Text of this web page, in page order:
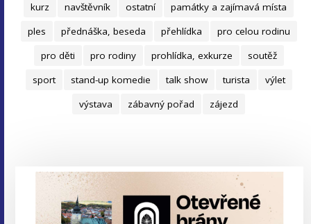
kurz
navštěvník ostatní
památky a zajímavá místa
ples
přednáška, beseda přehlídka
pro celou rodinu
pro děti
pro rodiny prohlídka, exkurze
soutěž
sport
stand-up komedie talk show turista
výlet
výstava
zábavný pořad zájezd